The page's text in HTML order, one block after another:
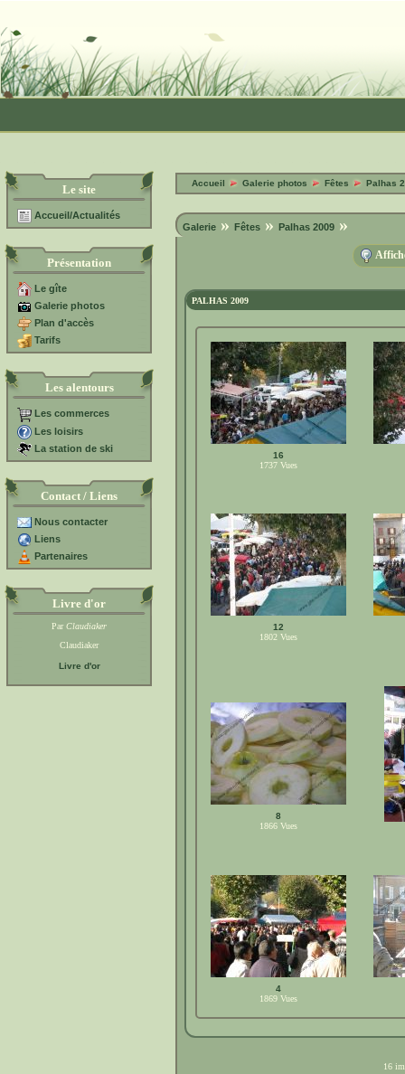
Le site
Accueil/Actualités
Présentation
Le gîte
Galerie photos
Plan d'accès
Tarifs
Les alentours
Les commerces
Les loisirs
La station de ski
Contact / Liens
Nous contacter
Liens
Partenaires
Livre d'or
ParClaudiaker
Claudiaker
Livre d'or
Accueil Galerie photos Fêtes Palhas
Galerie » Fêtes » Palhas 2009 »
PALHAS 2009
16
1737 Vues
12
1802 Vues
8
1866 Vues
4
1869 Vues
16